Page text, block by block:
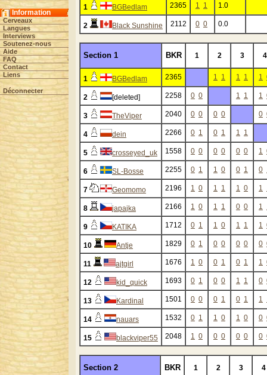
Information
Cerveaux
Langues
Interviews
Soutenez-nous
Aide
FAQ
Contact
Liens
Déconnecter
1 BGBedlam 2365 1 1 1.0
2 Black Sunshine 2112 0 0 0.0
Section 1 BKR 1 2 3 4
1 BGBedlam 2365 1 1 1 1 1
2 [deleted] 2258 0 0 1 1 1
3 TheViper 2040 0 0 0 0 0
4 dein 2266 0 1 0 1 1 1
5 crosseyed_uk 1558 0 0 0 0 0 0 1
6 SL-Bosse 2255 0 1 1 0 0 1 0
7 Geomomo 2196 1 0 1 1 1 0 1
8 japajka 2166 1 0 1 1 0 0 1
9 KATIKA 1712 0 1 1 0 1 1 1
10 Antje 1829 0 1 0 0 0 0 0
11 ajtgirl 1676 1 0 0 1 0 1 1
12 kid_quick 1693 0 1 0 0 1 1 0
13 Kardinal 1501 0 0 0 1 0 1 1
14 nauars 1532 0 1 1 0 1 0 0
15 blackviper55 2048 1 0 0 0 0 0 0
Section 2 BKR 1 2 3 4